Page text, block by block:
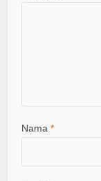
Nama*